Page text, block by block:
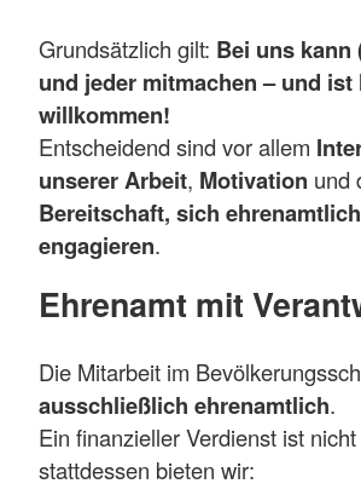
Grundsätzlich gilt: Bei uns kann
und jeder mitmachen – und ist
willkommen!
Entscheidend sind vor allem
unserer Arbeit, Motivation und
Bereitschaft, sich
engagieren.
Ehrenamt mit
Die Mitarbeit im
ausschließlich ehrenamtlich.
Ein finanzieller Verdienst ist
stattdessen bieten wir: